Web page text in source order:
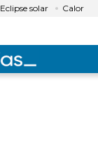
Eclipse solar Calor